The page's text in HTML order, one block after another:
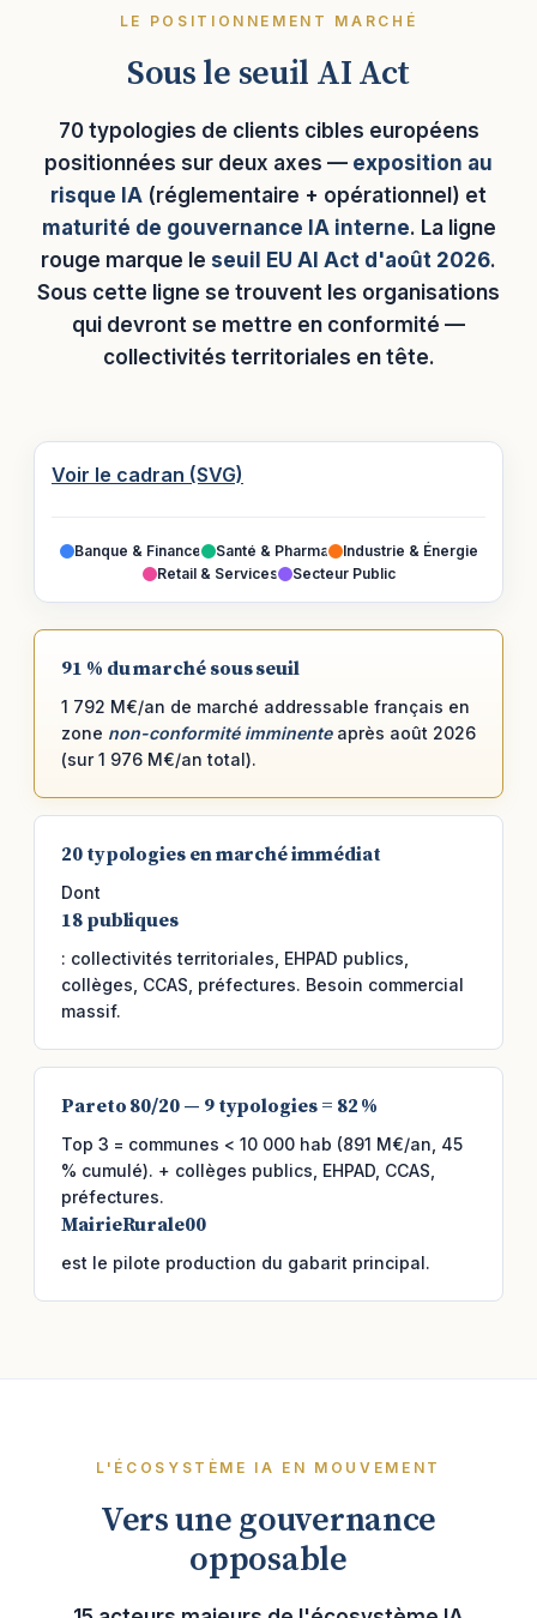
LE POSITIONNEMENT MARCHÉ
Sous le seuil AI Act
70 typologies de clients cibles européens
positionnées sur deux axes — exposition au
risque IA (réglementaire + opérationnel) et
maturité de gouvernance IA interne. La ligne
rouge marque le seuil EU AI Act d'août 2026.
Sous cette ligne se trouvent les organisations
qui devront se mettre en conformité —
collectivités territoriales en tête.
Voir le cadran (SVG)
Banque & Finance Santé & Pharma
Industrie & Énergie
Retail & Services
Secteur Public
91 % du marché sous seuil
1 792 M€/an de marché addressable français en
zone non-conformité imminenteaprès août 2026
(sur 1 976 M€/an total).
20 typologies en marché immédiat
Dont
18 publiques
: collectivités territoriales, EHPAD publics,
collèges, CCAS, préfectures. Besoin commercial
massif.
Pareto 80/20 — 9 typologies = 82 %
Top 3 = communes < 10 000 hab (891 M€/an, 45
% cumulé). + collèges publics, EHPAD, CCAS,
préfectures.
MairieRurale00
est le pilote production du gabarit principal.
L'ÉCOSYSTÈME IA EN MOUVEMENT
Vers une gouvernance
opposable